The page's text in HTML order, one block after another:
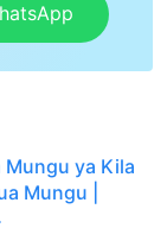
Mungu ya Kila
Mungu |